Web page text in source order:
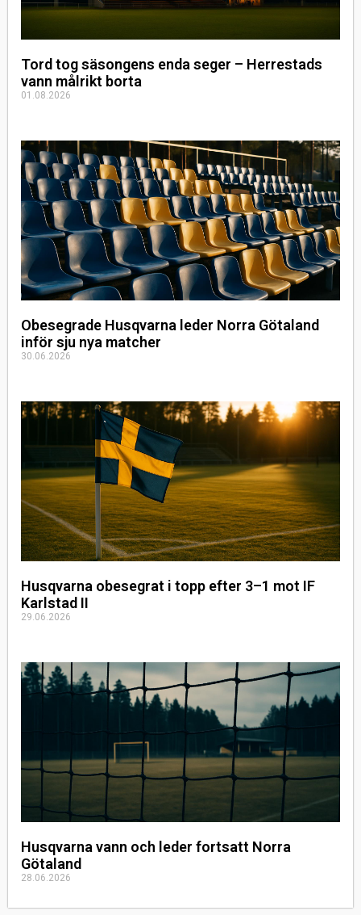
Tord tog säsongens enda seger – Herrestads
vann målrikt borta
01.08.2026
Obesegrade Husqvarna leder Norra Götaland
inför sju nya matcher
30.06.2026
Husqvarna obesegrat i topp efter 3–1 mot IF
Karlstad II
29.06.2026
Husqvarna vann och leder fortsatt Norra
Götaland
28.06.2026